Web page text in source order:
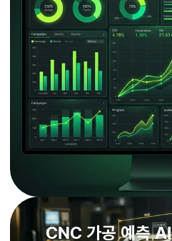
CNC 가공 예측 AI